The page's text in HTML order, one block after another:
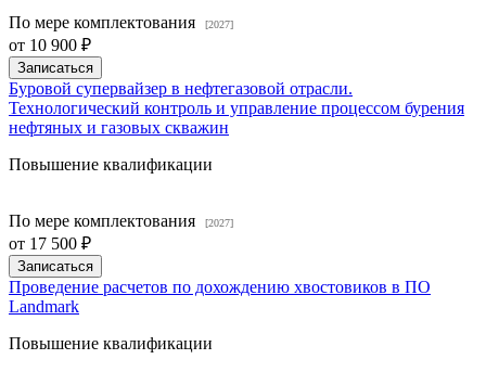
По мере комплектования [2027]
от 10 900 ₽
Записаться
Буровой супервайзер в нефтегазовой отрасли.
Технологический контроль и управление процессом бурения
нефтяных и газовых скважин
Повышение квалификации
По мере комплектования [2027]
от 17 500 ₽
Записаться
Проведение расчетов по дохождению хвостовиков в ПО
Landmark
Повышение квалификации